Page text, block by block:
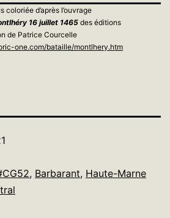
d’après l’ouvrage
16 juillet 1465 des éditions
de Patrice Courcelle
one.com/bataille/montlhery.htm
, Barbarant, Haute-Marne